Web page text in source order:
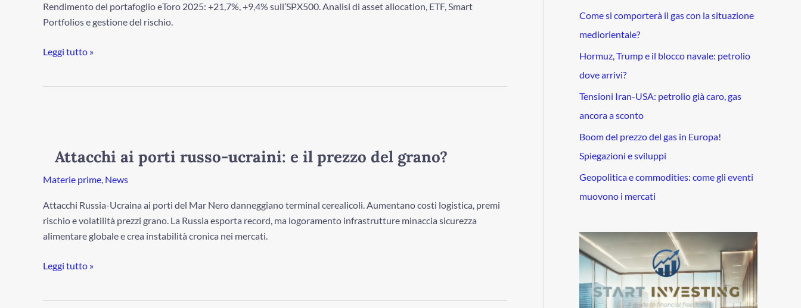
Rendimento del portafoglio eToro 2025: +21,7%, +9,4% sull’SPX500. Analisi di asset allocation, ETF, Smart
Portfolios e gestione del rischio.
su
S&P500)
Leggi tutto »
Attacchi ai porti russo-ucraini: e il prezzo del grano?
Materie prime, News
Attacchi Russia-Ucraina ai porti del Mar Nero danneggiano terminal cerealicoli. Aumentano costi logistica, premi
rischio e volatilità prezzi grano. La Russia esporta record, ma logoramento infrastrutture minaccia sicurezza
alimentare globale e crea instabilità cronica nei mercati.
porti
russo-
ucraini:
il
prezzo
del
Leggi tutto »
Come si comporterà il gas con la situazione
mediorientale?
Hormuz, Trump e il blocco navale: petrolio
dove arrivi?
Tensioni Iran-USA: petrolio già caro, gas
ancora a sconto
Boom del prezzo del gas in Europa!
Spiegazioni e sviluppi
Geopolitica e commodities: come gli eventi
muovono i mercati